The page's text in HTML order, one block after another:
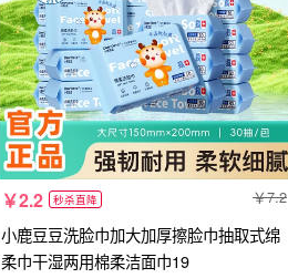
2.2 秒杀直降 7.2
小鹿豆豆洗脸巾加大加厚擦脸巾抽取式绵
柔巾干湿两用棉柔洁面巾19